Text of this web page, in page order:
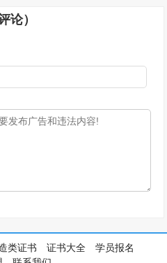
论）
类证书 证书大全
学员报名